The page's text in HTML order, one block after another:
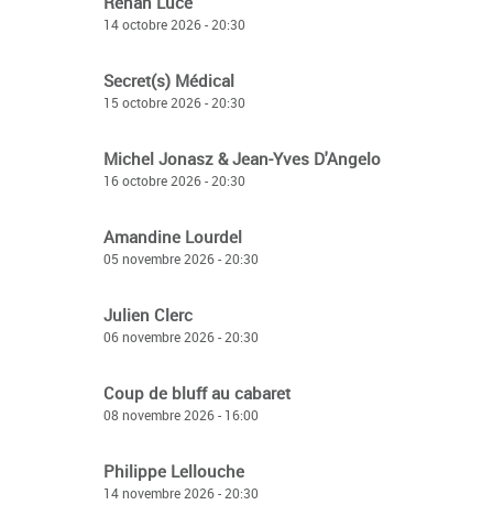
14 octobre 2026 - 20:30
Secret(s) Médical
15 octobre 2026 - 20:30
Michel Jonasz & Jean-Yves D'Angelo
16 octobre 2026 - 20:30
Amandine Lourdel
05 novembre 2026 - 20:30
Julien Clerc
06 novembre 2026 - 20:30
Coup de bluff au cabaret
08 novembre 2026 - 16:00
Philippe Lellouche
14 novembre 2026 - 20:30